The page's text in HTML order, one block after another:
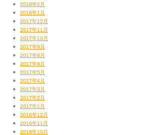
2018年2月
2018年1月
2017年12月
2017年11月
2017年10月
2017年9月
2017年8月
2017年6月
2017年5月
2017年4月
2017年3月
2017年2月
2017年1月
2016年12月
2016年11月
2016年10月